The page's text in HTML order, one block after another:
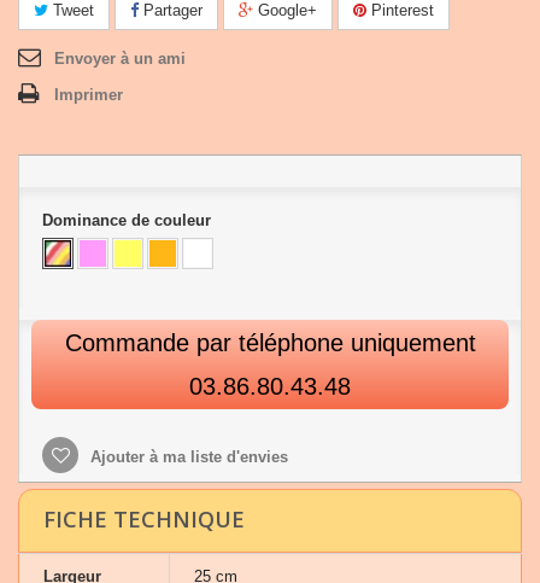
Tweet Partager Google+ Pinterest
Envoyer à un ami
Imprimer
Dominance de couleur
Commande par téléphone uniquement
03.86.80.43.48
Ajouter à ma liste d'envies
FICHE TECHNIQUE
Largeur 25 cm